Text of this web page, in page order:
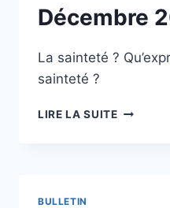
Décembre
La sainteté ?
sainteté ?
LIRE LA SUITE
BULLETIN